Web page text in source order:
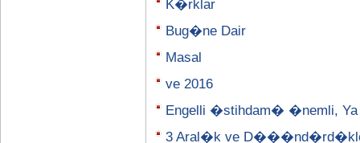
K�rklar
Bug�ne Dair
Masal
ve 2016
Engelli �stihdam� �nemli,
3 Aral�k ve